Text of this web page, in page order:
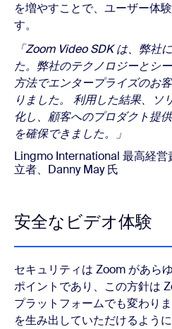
を増やすことで、ユーザー体
す。
「Zoom Video SDK は、弊社
た。弊社のテクノロジーとシ
方法でエンタープライズのお
りました。 利用した結果、ソ
化し、顧客へのプロダクト提
を確保できました。」
Lingmo International 最高経営
立者、Danny May 氏
安全なビデオ体験
セキュリティは Zoom があら
ポイントであり、この方針は
プラットフォームでも変わり
を生み出していただけるよう